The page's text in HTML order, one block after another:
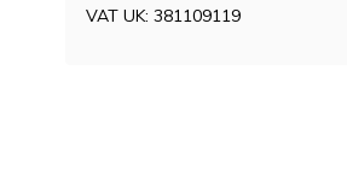
VAT UK: 381109119